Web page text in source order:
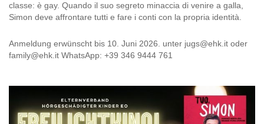
classe: è gay. Quando il suo segreto minaccia di venire a galla,
Simon deve affrontare tutti e fare i conti con la propria identità.
Anmeldung erwünscht bis 10. Juni 2026. unter jugs@ehk.it oder
family@ehk.it WhatsApp: +39 346 9444 761